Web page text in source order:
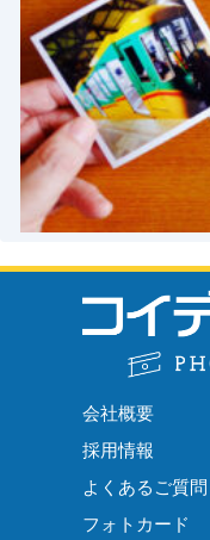
会社概要
採用情報
よくあるご質問
フォトカード